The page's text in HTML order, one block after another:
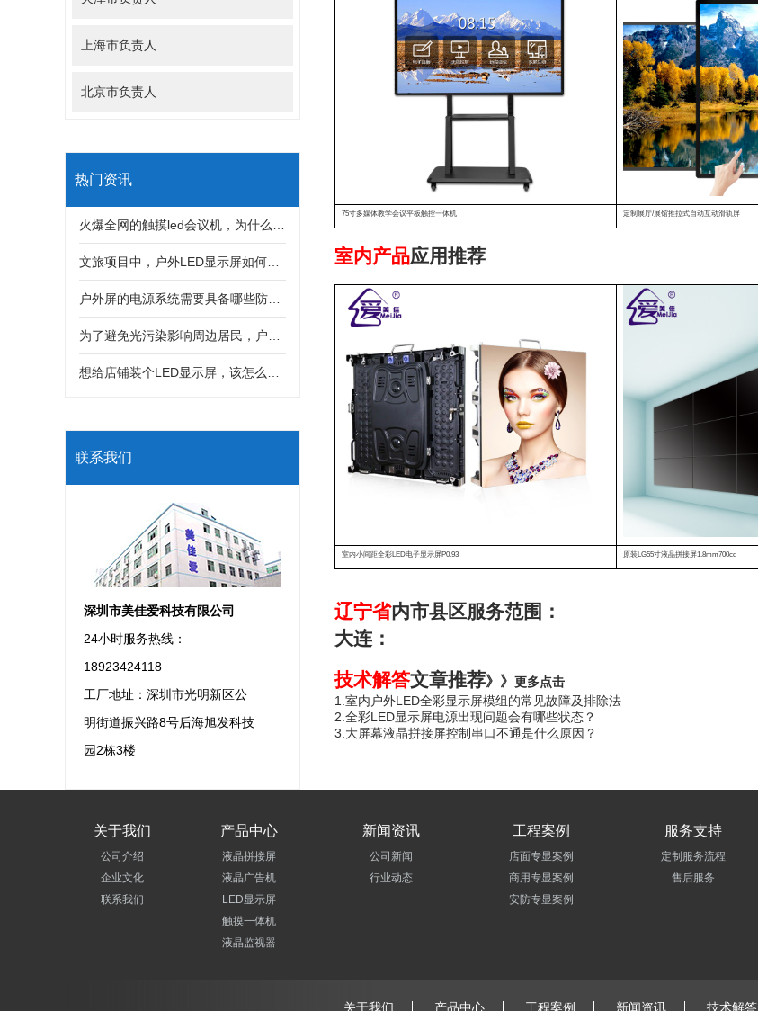
上海市负责人
北京市负责人
热门资讯
联系我们
深圳市美佳爱科技有限公司
24小时服务热线：
18923424118
工厂地址：深圳市光明新区公
明街道振兴路8号后海旭发科技
园2栋3楼
75寸多媒体教学会议平板触控一体机 定制展厅/展馆推拉式自动互动滑轨屏
室内产品应用推荐
室内小间距全彩LED电子显示屏P0.93 原装LG55寸液晶拼接屏1.8mm700cd
辽宁省内市县区服务范围：
大连：
技术解答文章推荐》》 更多点击
1. 室内户外LED全彩显示屏模组的常见故障及排除法
2. 全彩LED显示屏电源出现问题会有哪些状态？
3. 大屏幕液晶拼接屏控制串口不通是什么原因？
关于我们
公司介绍
企业文化
联系我们
产品中心
液晶拼接屏
液晶广告机
LED显示屏
触摸一体机
液晶监视器
新闻资讯
公司新闻
行业动态
工程案例
店面专显案例
商用专显案例
安防专显案例
服务支持
定制服务流程
售后服务
关于我们 产品中心 工程案例 新闻资讯 技术解答